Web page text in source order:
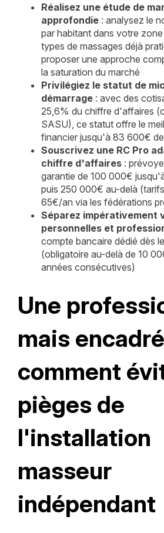
Réalisez une étude de
approfondie: analysez le
par habitant dans votre
types de massages déjà
proposer une approche
la saturation du marché
Privilégiez le statut de
démarrage: avec des
25,6% du chiffre d'affaires
SASU), ce statut offre le
financier jusqu'à 83 600€
Souscrivez une RC Pro
chiffre d'affaires:
garantie de 100 000€
puis 250 000€ au-delà
65€/an via les fédérations
Séparez impérativement
personnelles et
compte bancaire dédié dès
(obligatoire au-delà de 10
années consécutives)
Une
mais
comment
pièges de
l'installation
masseur
indépendant